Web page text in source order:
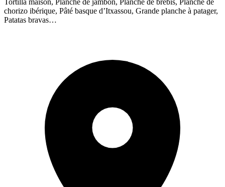
chorizo ibérique, Pâté basque d’Itxassou, Grande planche à patager,
Patatas bravas…